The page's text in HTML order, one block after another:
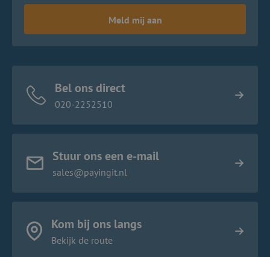
Meld mij aan
Bel ons direct
020-2252510
Stuur ons een e-mail
sales@payingit.nl
Kom bij ons langs
Bekijk de route